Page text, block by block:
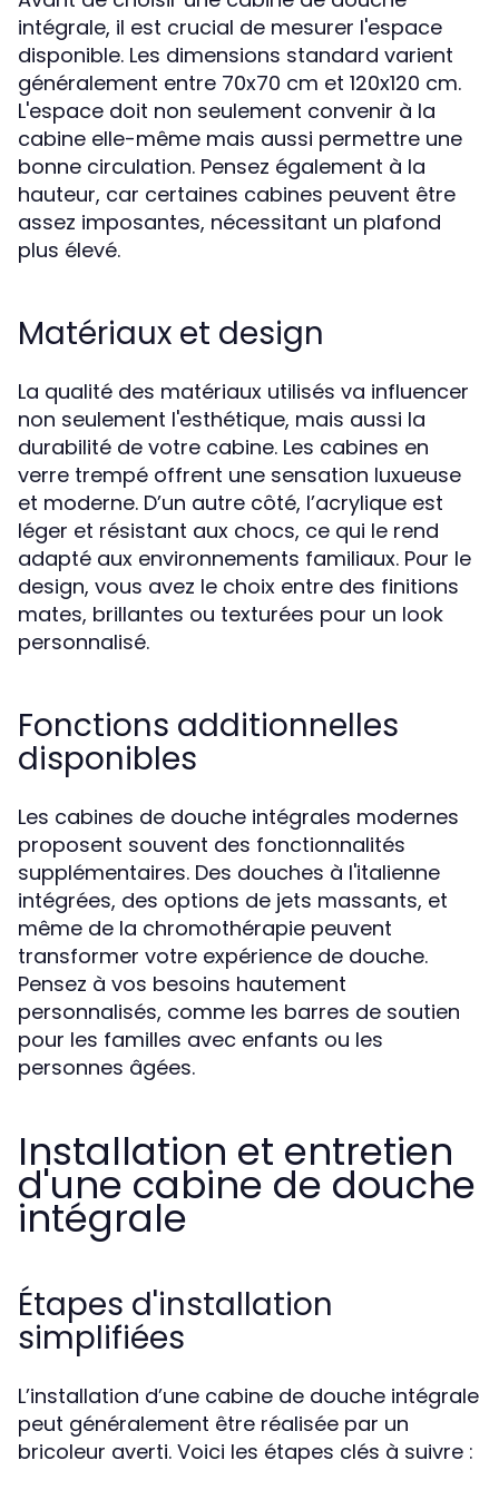
intégrale, il est crucial de mesurer l'espace
disponible. Les dimensions standard varient
généralement entre 70x70 cm et 120x120 cm.
L'espace doit non seulement convenir à la
cabine elle-même mais aussi permettre une
bonne circulation. Pensez également à la
hauteur, car certaines cabines peuvent être
assez imposantes, nécessitant un plafond
plus élevé.
Matériaux et design
La qualité des matériaux utilisés va influencer
non seulement l'esthétique, mais aussi la
durabilité de votre cabine. Les cabines en
verre trempé offrent une sensation luxueuse
et moderne. D’un autre côté, l’acrylique est
léger et résistant aux chocs, ce qui le rend
adapté aux environnements familiaux. Pour le
design, vous avez le choix entre des finitions
mates, brillantes ou texturées pour un look
personnalisé.
Fonctions additionnelles
disponibles
Les cabines de douche intégrales modernes
proposent souvent des fonctionnalités
supplémentaires. Des douches à l'italienne
intégrées, des options de jets massants, et
même de la chromothérapie peuvent
transformer votre expérience de douche.
Pensez à vos besoins hautement
personnalisés, comme les barres de soutien
pour les familles avec enfants ou les
personnes âgées.
Installation et entretien
d'une cabine de douche
intégrale
Étapes d'installation
simplifiées
L’installation d’une cabine de douche intégrale
peut généralement être réalisée par un
bricoleur averti. Voici les étapes clés à suivre :